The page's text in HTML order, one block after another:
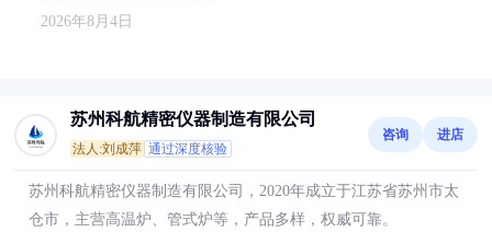
2026年8月4日
苏州科航精密仪器制造有限公司
法人:刘成萍 通过深度核验
咨询 进店
苏州科航精密仪器制造有限公司，2020年成立于江苏省苏州市太
仓市，主营高温炉、管式炉等，产品多样，权威可靠。